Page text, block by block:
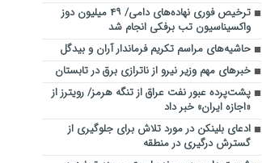
ترخیص فوری نهاده‌های دامی/ ۴۹ میلیون دوز
واکسیناسیون تب برفکی انجام شد
حاشیه‌های مراسم تکریم فرماندار آران و بیدگل
خبرهای مهم وزیر نیرو از ناترازی برق در تابستان
پشت‌پرده عبور نفت عراق از تنگه هرمز/ رویترز از
«اجازه ایران» خبر داد
ادعای بلینکن در مورد تلاش برای جلوگیری از
گسترش درگیری در منطقه